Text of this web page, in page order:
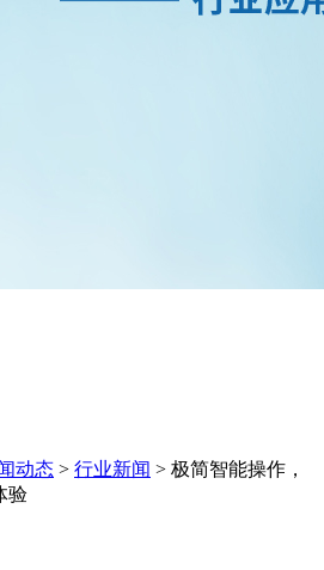
动态 > 行业新闻 > 极简智能操作，
验